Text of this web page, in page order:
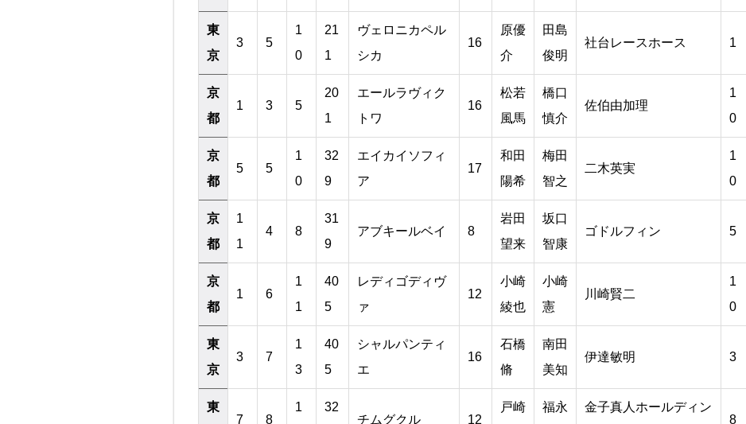
東
京
3 5
1
0
21
1
ヴェロニカペル
シカ
16
原優
介
田島
俊明
社台レースホース 1
京
都
1 3 5
20
1
エールラヴィク
トワ
16
松若
風馬
橋口
慎介
佐伯由加理
1
0
京
都
5 5
1
0
32
9
エイカイソフィ
ア
17
和田
陽希
梅田
智之
二木英実
1
0
京
都
1
1
4 8
31
9
アブキールベイ 8
岩田
望来
坂口
智康
ゴドルフィン 5
京
都
1 6
1
1
40
5
レディゴディヴ
ァ
12
小崎
綾也
小崎
憲
川崎賢二
1
0
東
京
3 7
1
3
40
5
シャルパンティ
エ
16
石橋
脩
南田
美知
伊達敏明 3
東
7 8
1
32
チムグクル 12
戸崎
福永
金子真人ホールディン
8